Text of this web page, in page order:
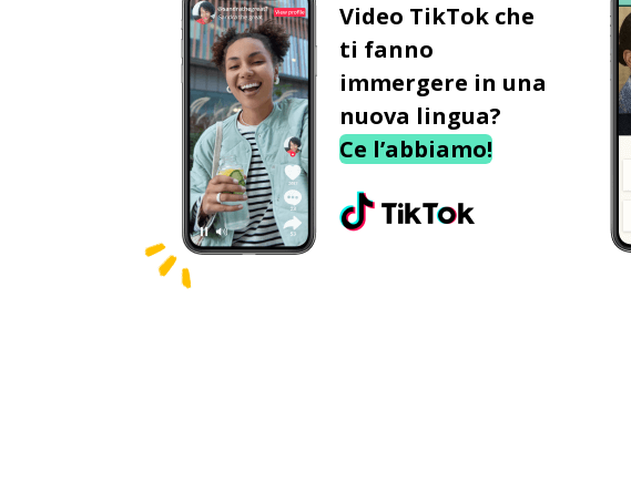
Video TikTok che
ti fanno
immergere in una
nuova lingua?
Ce l’abbiamo!